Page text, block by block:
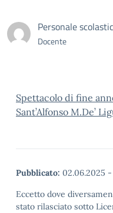
Personale
Docente
Spettacolo di fine
Sant’Alfonso M.De’
Pubblicato: 02.06.2025 -
Eccetto dove
stato rilasciato sotto